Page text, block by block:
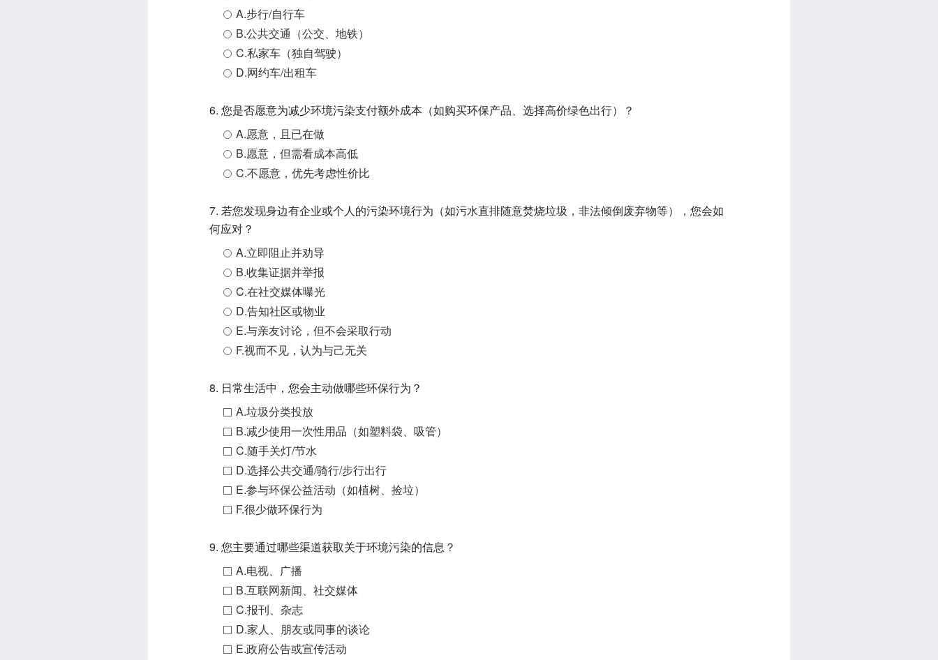
A.步行/自行车
B.公共交通（公交、地铁）
C.私家车（独自驾驶）
D.网约车/出租车
6. 您是否愿意为减少环境污染支付额外成本（如购买环保产品、选择高价绿色出行）？
A.愿意，且已在做
B.愿意，但需看成本高低
C.不愿意，优先考虑性价比
7. 若您发现身边有企业或个人的污染环境行为（如污水直排随意焚烧垃圾，非法倾倒废弃物等），您会如
何应对？
A.立即阻止并劝导
B.收集证据并举报
C.在社交媒体曝光
D.告知社区或物业
E.与亲友讨论，但不会采取行动
F.视而不见，认为与己无关
8. 日常生活中，您会主动做哪些环保行为？
A.垃圾分类投放
B.减少使用一次性用品（如塑料袋、吸管）
C.随手关灯/节水
D.选择公共交通/骑行/步行出行
E.参与环保公益活动（如植树、捡垃）
F.很少做环保行为
9. 您主要通过哪些渠道获取关于环境污染的信息？
A.电视、广播
B.互联网新闻、社交媒体
C.报刊、杂志
D.家人、朋友或同事的谈论
E.政府公告或宣传活动